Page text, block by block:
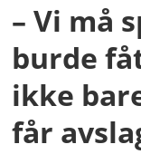
– Vi må
burde
ikke
får